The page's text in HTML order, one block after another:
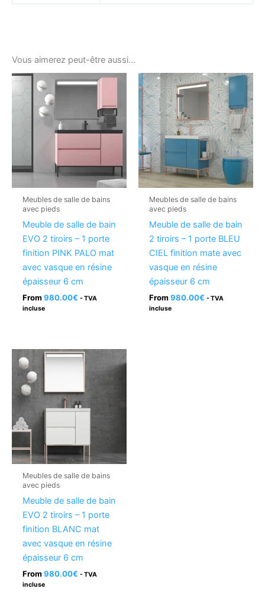
Vous aimerez peut-être aussi…
Meubles de salle de bains
avec pieds
Meuble de salle de bain
EVO 2 tiroirs – 1 porte
finition PINK PALO mat
avec vasque en résine
épaisseur 6 cm
From 980.00€ - TVA
incluse
Meubles de salle de bains
avec pieds
Meuble de salle de bain
2 tiroirs – 1 porte BLEU
CIEL finition mate avec
vasque en résine
épaisseur 6 cm
From 980.00€ - TVA
incluse
Meubles de salle de bains
avec pieds
Meuble de salle de bain
EVO 2 tiroirs – 1 porte
finition BLANC mat
avec vasque en résine
épaisseur 6 cm
From 980.00€ - TVA
incluse